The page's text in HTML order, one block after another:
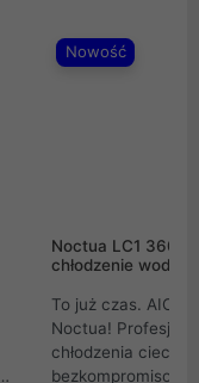
Nowość
Noctua LC1
chłodzenie wodne
To już czas. AIO
Noctua!
chłodzenia cieczą